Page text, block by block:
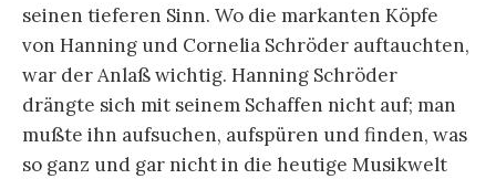
seinen tieferen Sinn. Wo die markanten Köpfe
von Hanning und Cornelia Schröder auftauchten,
war der Anlaß wichtig. Han­ning Schröder
drängte sich mit seinem Schaffen nicht auf; man
mußte ihn aufsuchen, aufspüren und finden, was
so ganz und gar nicht in die heutige Musikwelt